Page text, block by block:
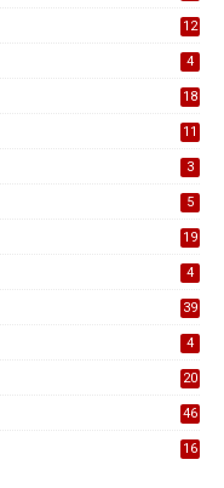
12
4
18
11
3
5
19
4
39
4
20
46
16